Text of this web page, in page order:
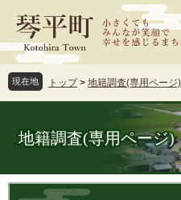
ジ
先
頭
ュ
を
飛
文
現在地 トップ > 地籍調査(専用ページ)
地籍調査(専用ページ)